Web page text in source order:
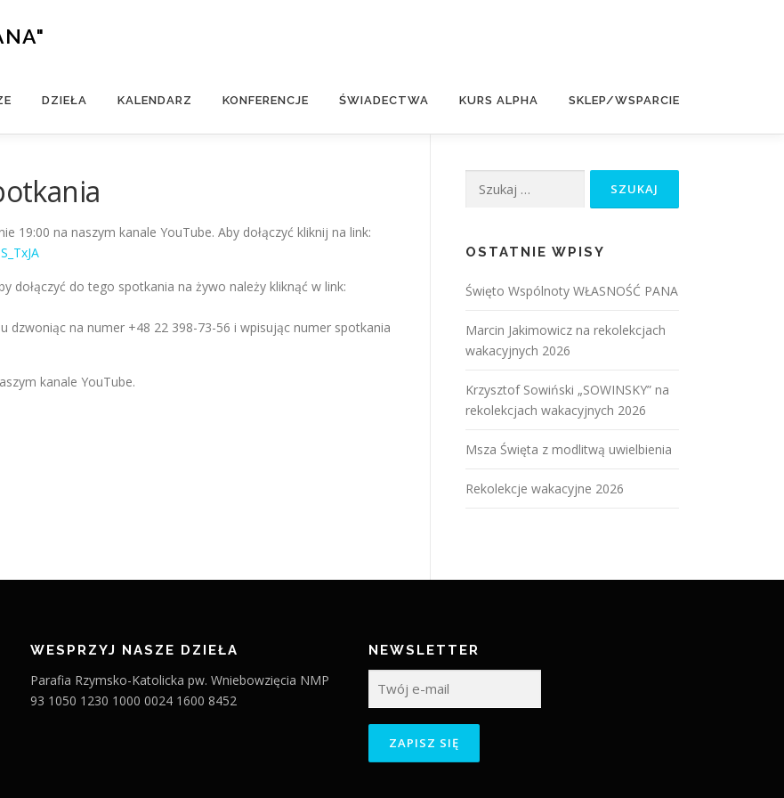
DZIEŁA KALENDARZ KONFERENCJE ŚWIADECTWA KURS ALPHA SKLEP/WSPARCIE
na naszym kanale YouTube. Aby dołączyć kliknij na link:
dołączyć do tego spotkania na żywo należy kliknąć w link:
dzwoniąc na numer +48 22 398-73-56 i wpisując numer spotkania
kanale YouTube.
OSTATNIE WPISY
Święto Wspólnoty WŁASNOŚĆ PANA
Marcin Jakimowicz na rekolekcjach
wakacyjnych 2026
Krzysztof Sowiński „SOWINSKY” na
rekolekcjach wakacyjnych 2026
Msza Święta z modlitwą uwielbienia
Rekolekcje wakacyjne 2026
WESPRZYJ NASZE DZIEŁA
Parafia Rzymsko-Katolicka pw. Wniebowzięcia NMP
93 1050 1230 1000 0024 1600 8452
NEWSLETTER